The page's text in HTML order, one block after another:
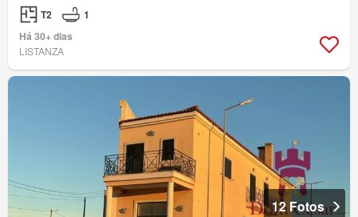
T2
1
Há 30+ dias
LISTANZA
12 Fotos